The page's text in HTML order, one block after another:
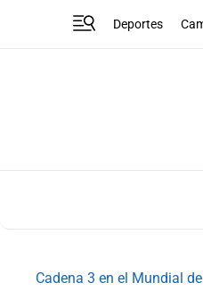
Deportes
Cadena 3 en el Mundial